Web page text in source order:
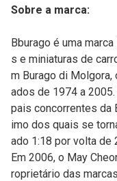
Sobre a marca:
Bburago é uma
s e miniaturas de
m Burago di
ados de 1974 a
pais concorrentes da
imo dos quais se
ado 1:18 por volta de
Em 2006, o May
roprietário das